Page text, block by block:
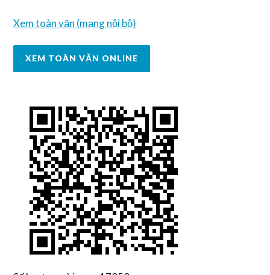
Xem toàn văn (mạng nội bộ)
XEM TOÀN VĂN ONLINE